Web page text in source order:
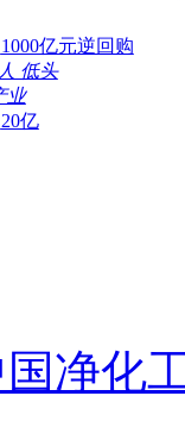
1000亿元逆回购
低头
业
20亿
国净化